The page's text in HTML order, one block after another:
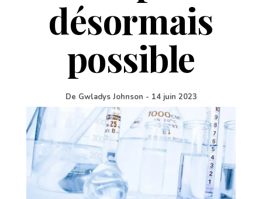
désormais
possible
De Gwladys Johnson - 14 juin 2023